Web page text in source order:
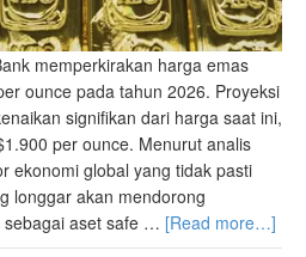
memperkirakan harga emas
ounce pada tahun 2026. Proyeksi
signifikan dari harga saat ini,
per ounce. Menurut analis
ekonomi global yang tidak pasti
longgar akan mendorong
sebagai aset safe … [Read more…]